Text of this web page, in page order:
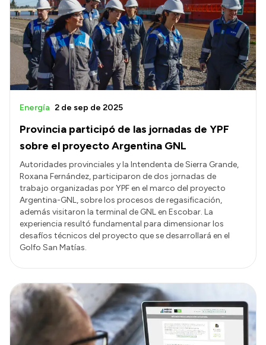
Provincia participó de las jornadas de YPF
sobre el proyecto Argentina GNL
Energía 2 de sep de 2025
Autoridades provinciales y la Intendenta de Sierra Grande,
Roxana Fernández, participaron de dos jornadas de
trabajo organizadas por YPF en el marco del proyecto
Argentina-GNL, sobre los procesos de regasificación,
además visitaron la terminal de GNL en Escobar. La
experiencia resultó fundamental para dimensionar los
desafíos técnicos del proyecto que se desarrollará en el
Golfo San Matías.